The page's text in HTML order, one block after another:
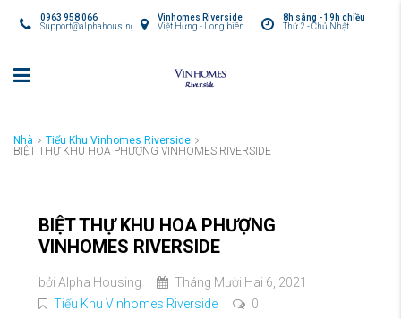
8h sáng - 19h chiều
Thứ 2 - Chủ Nhật
Vinhomes Riverside
Việt Hưng - Long biên
0963 958 066
Support@alphahousing.vn
Nhà
Tiểu Khu Vinhomes Riverside
BIỆT THỰ KHU HOA PHƯỢNG VINHOMES RIVERSIDE
BIỆT THỰ KHU HOA PHƯỢNG
VINHOMES RIVERSIDE
bởi Alpha Housing
Tháng Mười Hai 6, 2021
Tiểu Khu Vinhomes Riverside
0